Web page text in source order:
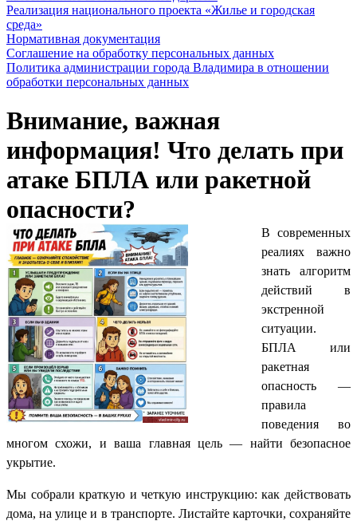
Реализация национального проекта «Жилье и городская
среда»
Нормативная документация
Соглашение на обработку персональных данных
Политика администрации города Владимира в отношении
обработки персональных данных
Внимание, важная
информация! Что делать при
атаке БПЛА или ракетной
опасности?
В современных
реалиях важно
знать алгоритм
действий в
экстренной
ситуации.
БПЛА или
ракетная
опасность —
правила
поведения во
многом схожи, и ваша главная цель — найти безопасное
укрытие.
Мы собрали краткую и четкую инструкцию: как действовать
дома, на улице и в транспорте. Листайте карточки, сохраняйте